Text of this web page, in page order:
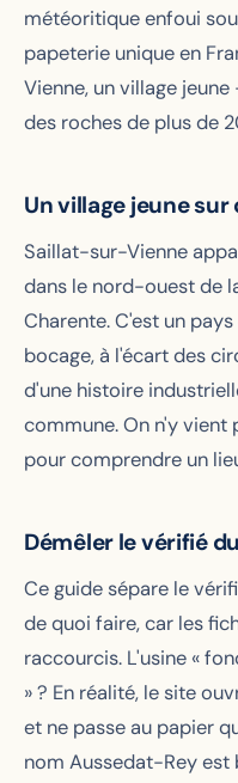
météoritique enfoui
papeterie unique en
Vienne, un village
des roches de plus de
Un village jeune
Saillat-sur-Vienne
dans le nord-ouest de
Charente. C'est un
bocage, à l'écart des
d'une histoire
commune. On n'y vient
pour comprendre un
Démêler le vérifié
Ce guide sépare le
de quoi faire, car les
raccourcis. L'usine «
» ? En réalité, le site
et ne passe au papier
nom Aussedat-Rey est